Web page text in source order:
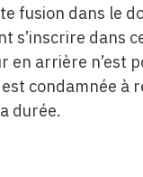
fusion dans le
s’inscrire dans
en arrière n’est
est condamnée
durée.